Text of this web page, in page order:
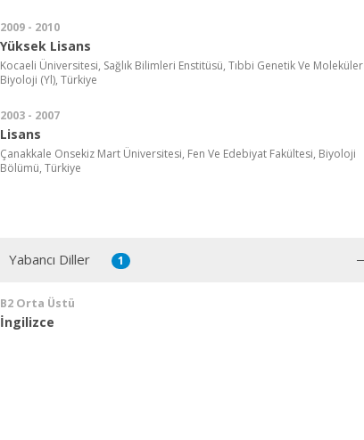
2009 - 2010
Yüksek Lisans
Kocaeli Üniversitesi, Sağlık Bilimleri Enstitüsü, Tıbbi Genetik Ve Moleküler
Biyoloji (Yl), Türkiye
2003 - 2007
Lisans
Çanakkale Onsekiz Mart Üniversitesi, Fen Ve Edebiyat Fakültesi, Biyoloji
Bölümü, Türkiye
Yabancı Diller 1
B2 Orta Üstü
İngilizce